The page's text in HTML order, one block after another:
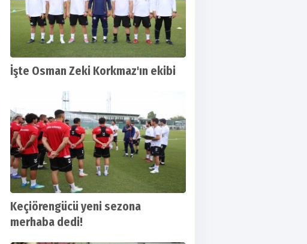
Etimesgutspor-Karşıyaka maçının günü ve saati
açıklandı
İşte Osman Zeki Korkmaz'ın ekibi
Keçiörengücü yeni sezona
merhaba dedi!